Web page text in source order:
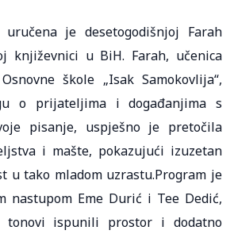
uručena je desetogodišnjoj Farah
književnici u BiH. Farah, učenica
škole „Isak Samokovlija“,
o prijateljima i događanjima s
pisanje, uspješno je pretočila
i mašte, pokazujući izuzetan
u tako mladom uzrastu.Program je
nastupom Eme Durić i Tee Dedić,
tonovi ispunili prostor i dodatno